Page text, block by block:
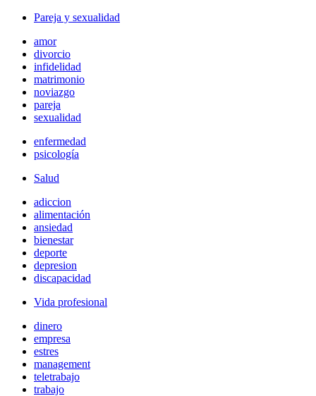
Pareja y sexualidad
amor
divorcio
infidelidad
matrimonio
noviazgo
pareja
sexualidad
enfermedad
psicología
Salud
adiccion
alimentación
ansiedad
bienestar
deporte
depresion
discapacidad
Vida profesional
dinero
empresa
estres
management
teletrabajo
trabajo